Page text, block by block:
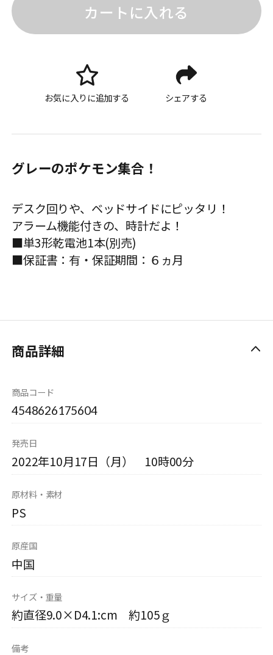
カートに入れる
お気に入りに追加する シェアする
グレーのポケモン集合！
デスク回りや、ベッドサイドにピッタリ！
アラーム機能付きの、時計だよ！
■単3形乾電池1本(別売)
■保証書：有・保証期間：６ヵ月
商品詳細
商品コード
4548626175604
発売日
2022年10月17日（月） 10時00分
原材料・素材
PS
原産国
中国
サイズ・重量
約直径9.0×D4.1:cm 約105ｇ
備考